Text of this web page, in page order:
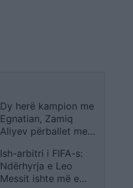
Dy herë kampion me
Egnatian, Zamiq
Aliyev përballet me
karrierë dhe mbetet i
bllokuar në
Azerbajxhan për
Ish-arbitri i FIFA-s:
Ndërhyrja e Leo
Messit ishte më e